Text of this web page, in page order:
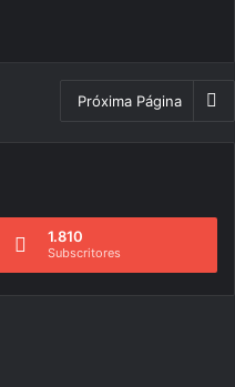
Próxima Página
1.810
Subscritores